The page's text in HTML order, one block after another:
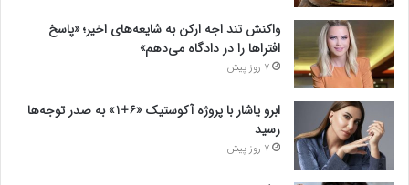
واکنش تند اجه ارکن به شایعه‌های اخیر؛ «پاسخ
افتراها را در دادگاه می‌دهم»
7 روز پیش
ابرو یاشار با پروژه آکوستیک «۶+۱» به صدر توجه‌ها
رسید
7 روز پیش